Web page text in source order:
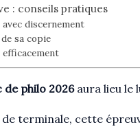
: conseils pratiques
discernement
sa copie
de philo 2026aura lieu le
terminale, cette